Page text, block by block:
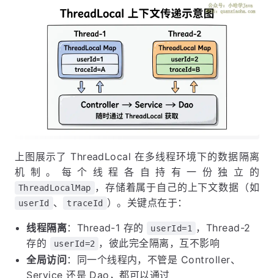
上图展示了 ThreadLocal 在多线程环境下的数据隔离
机制。每个线程各自持有一份独立的
ThreadLocalMap ，存储着属于自己的上下文数据（如
userId 、 traceId ）。关键点在于：
线程隔离：Thread-1 存的 userId=1
，Thread-2
存的
userId=2 ，彼此完全隔离，互不影响
全局访问 ：同一个线程内，不管是 Controller、
Service 还是 Dao，都可以通过